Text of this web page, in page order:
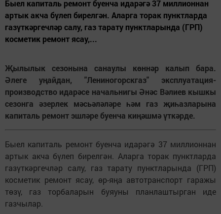
Быел капиталь ремонт буенча идарәгә 37 миллионнан
артык акча бүлеп бирелгән. Аларга торак пунктларда
газүткәргечләр салу, газ тарату пунктларында (ГРП)
косметик ремонт ясау,...
Җылылык сезонына санаулы көннәр калып бара.
Әлеге уңайдан, "Лениногорскгаз" эксплуатация-
производство идарәсе начальнигы Әнәс Вәлиев кышкы
сезонга әзерлек мәсьәләләре һәм газ җиһазларына
капиталь ремонт эшләре буенча киңәшмә үткәрде.
Быел капиталь ремонт буенча идарәгә 37 миллионнан
артык акча бүлеп бирелгән. Аларга торак пунктларда
газүткәргечләр салу, газ тарату пунктларында (ГРП)
косметик ремонт ясау, өр-яңа автотранспорт гаражы
төзү, газ торбаларын буяуны планлаштырган иде
газчылар.